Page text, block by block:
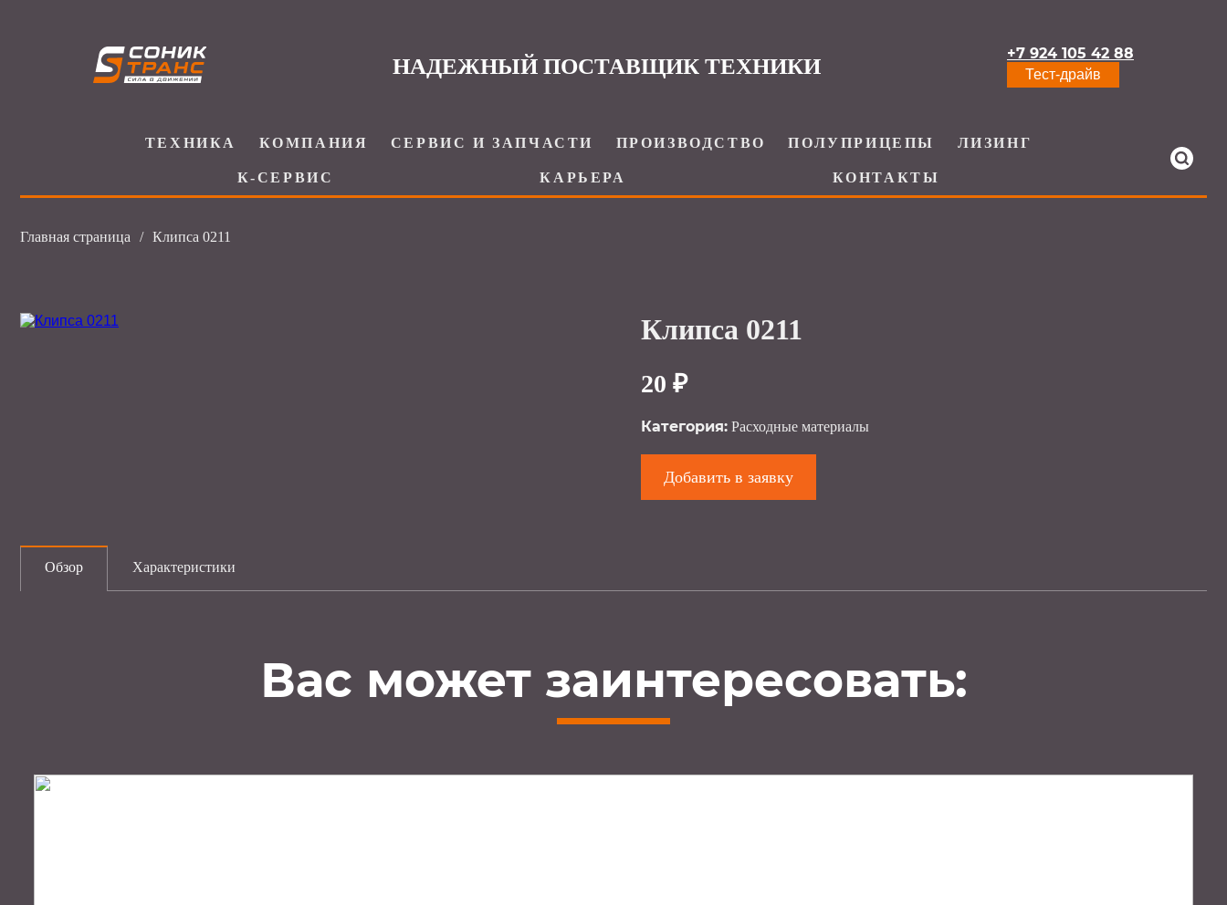
НАДЕЖНЫЙ ПОСТАВЩИК ТЕХНИКИ
+7 924 105 42 88
Тест-драйв
ТЕХНИКА КОМПАНИЯ СЕРВИС И ЗАПЧАСТИ ПРОИЗВОДСТВО ПОЛУПРИЦЕПЫ ЛИЗИНГ
К-СЕРВИС КАРЬЕРА КОНТАКТЫ
Главная страница / Клипса 0211
Клипса 0211
20 ₽
Категория: Расходные материалы
Добавить в заявку
Обзор Характеристики
Вас может заинтересовать: